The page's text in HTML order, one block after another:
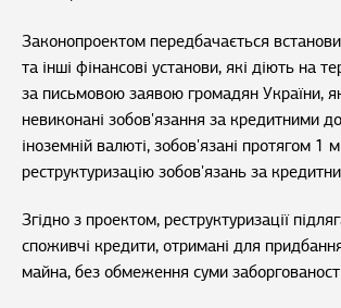
Законопроектом передбачається
та інші фінансові установи, які діють на
за письмовою заявою громадян України,
невиконані зобов'язання за кредитними
іноземній валюті, зобов'язані протягом 1
реструктуризацію зобов'язань за
Згідно з проектом, реструктуризації
споживчі кредити, отримані для
майна, без обмеження суми